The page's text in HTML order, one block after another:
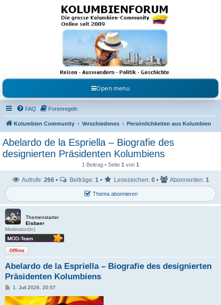
Kolumbienforum - Das
grosse Forum der
Freunde Kolumbiens
Reisen, Auswandern, Kultur, Politik, Geschichte und Visum in Kolumbien und Venezuela.
Austausch, Erfahrungen und Gemeinschaft im Kolumbienforum
Open menu
FAQ Forenregeln
Kolumbien Community Verschiedenes Persönlichkeiten aus Kolumbien
Abelardo de la Espriella – Biografie des
designierten Präsidenten Kolumbiens
1 Beitrag • Seite 1 von 1
Thema abonnieren
Aufrufe: 266 • Beiträge: 1 • Lesezeichen: 0 • Abonnenten: 1
Themenstarter
Eisbaer
Moderator(in)
Offline
Abelardo de la Espriella – Biografie des designierten
Präsidenten Kolumbiens
B
i
1. Juli 2026, 20:57